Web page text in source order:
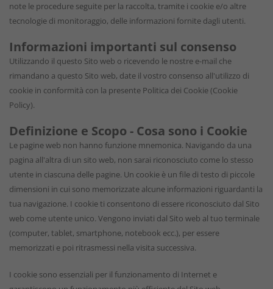
note le procedure seguite per la raccolta, tramite i cookie e/o altre
tecnologie di monitoraggio, delle informazioni fornite dagli utenti.
Informazioni importanti sul consenso
Utilizzando il questo Sito web o ricevendo le nostre e-mail che
rimandano a questo Sito web, date il vostro consenso all'utilizzo di
cookie in conformità con la presente Politica dei Cookie (Cookie
Policy).
Definizione e Scopo - Cosa sono i Cookie
Le pagine web non hanno funzione mnemonica. Navigando da una
pagina all'altra di un sito web, non sarai riconosciuto come lo stesso
utente in ciascuna delle pagine. Un cookie è un file di testo di piccole
dimensioni in cui sono memorizzate alcune informazioni riguardanti la
tua navigazione. I cookie ti consentono di essere riconosciuto dal Sito
web come utente unico. Vengono inviati dal Sito web al tuo terminale
(computer, tablet, smartphone, notebook ecc.), per essere
memorizzati e poi ritrasmessi nella visita successiva.
I cookie sono essenziali per il funzionamento di Internet e